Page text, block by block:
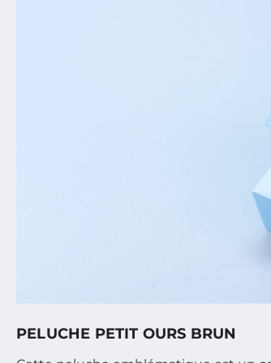
PELUCHE PETIT OURS BRUN